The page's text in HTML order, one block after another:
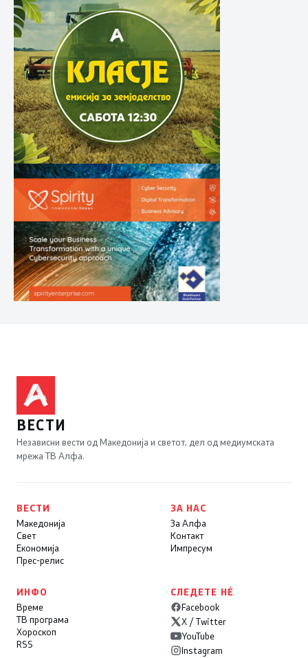
ВЕСТИ
Независни вести од Македонија и светот, дел од медиумската
мрежа ТВ Алфа.
ВЕСТИ
Македонија
Свет
Економија
Прес-релис
ЗА НАС
За Алфа
Контакт
Импресум
ИНФО
Време
ТВ програма
Хороскоп
RSS
СЛЕДЕТЕ НÉ
Facebook
X / Twitter
YouTube
Instagram